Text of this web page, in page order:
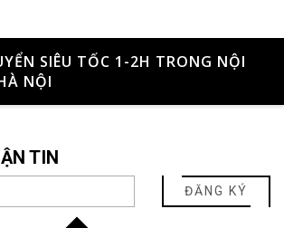
SIÊU TỐC 1-2H TRONG NỘI
NỘI
TIN
ĐĂNG KÝ